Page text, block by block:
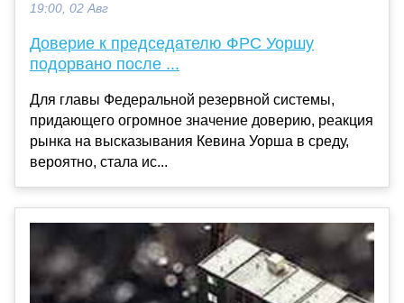
19:00, 02 Авг
Доверие к председателю ФРС Уоршу
подорвано после ...
Для главы Федеральной резервной системы,
придающего огромное значение доверию, реакция
рынка на высказывания Кевина Уорша в среду,
вероятно, стала ис...